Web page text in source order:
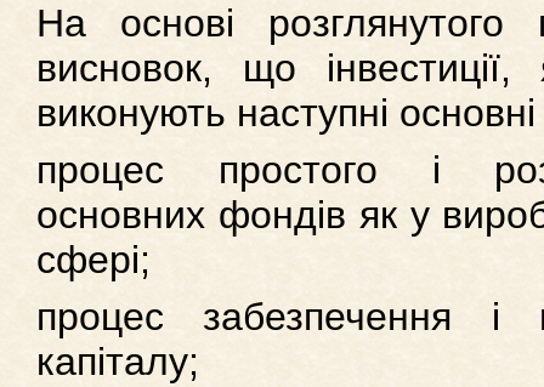
На основі розглянутого
висновок, що інвестиції,
виконують наступні основні
процес простого і
основних фондів як у
сфері;
процес забезпечення і
капіталу;